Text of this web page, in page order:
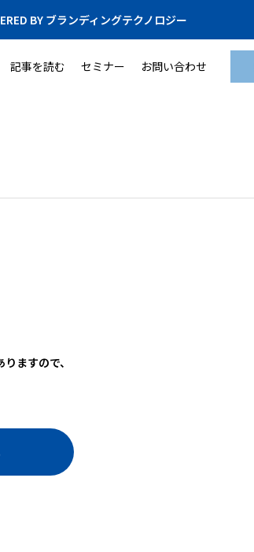
BY ブランディングテクノロジー
記事を読む セミナー お問い合わせ
ますので、